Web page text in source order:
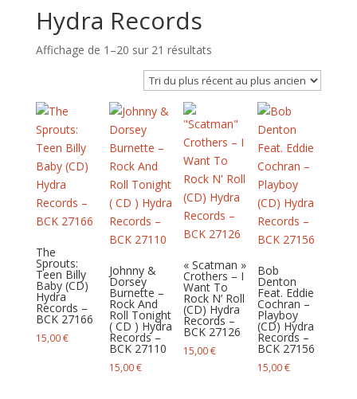
Hydra Records
Affichage de 1–20 sur 21 résultatsTrié
du
plus
au
plus
ancien
The
Sprouts:
Teen Billy
Baby (CD)
Hydra
Records –
BCK 27166
15,00€
Johnny &
Dorsey
Burnette –
Rock And
Roll Tonight
( CD ) Hydra
Records –
BCK 27110
15,00€
« Scatman »
Crothers – I
Want To
Rock N’ Roll
(CD) Hydra
Records –
BCK 27126
15,00€
Bob
Denton
Feat. Eddie
Cochran –
Playboy
(CD) Hydra
Records –
BCK 27156
15,00€